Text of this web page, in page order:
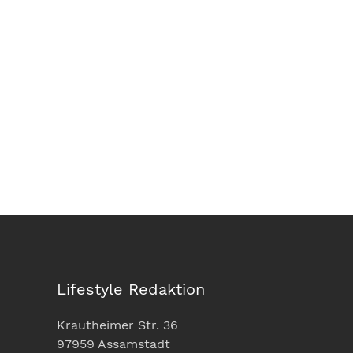
Lifestyle Redaktion
Krautheimer Str. 36
97959 Assamstadt